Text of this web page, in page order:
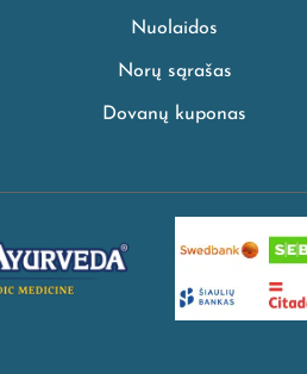
Nuolaidos
Norų sąrašas
Dovanų kuponas